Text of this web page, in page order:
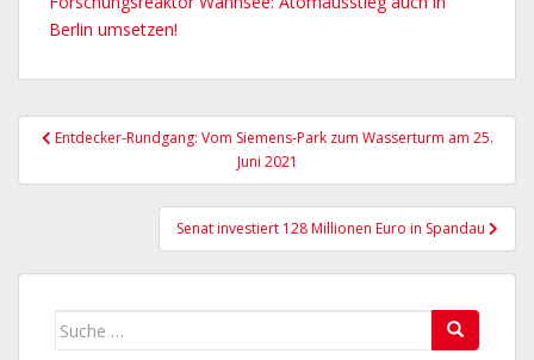
Berlin umsetzen!
Beitragsnavigation
Entdecker-Rundgang: Vom Siemens-Park zum Wasserturm am 25.
Juni 2021
Senat investiert 128 Millionen Euro in Spandau
Suche